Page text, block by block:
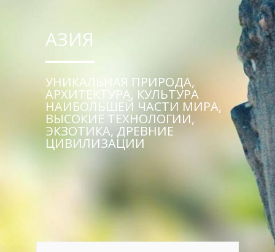
АЗИЯ
УНИКАЛЬНАЯ ПРИРОДА,
АРХИТЕКТУРА, КУЛЬТУРА
НАИБОЛЬШЕЙ ЧАСТИ МИРА,
ВЫСОКИЕ ТЕХНОЛОГИИ,
ЭКЗОТИКА, ДРЕВНИЕ
ЦИВИЛИЗАЦИИ